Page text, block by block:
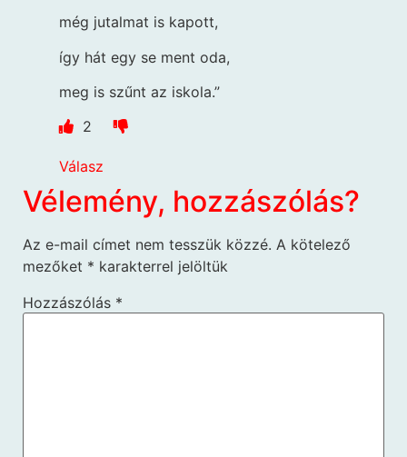
még jutalmat is kapott,
így hát egy se ment oda,
meg is szűnt az iskola.”
2
Válasz
Vélemény, hozzászólás?
Az e-mail címet nem tesszük közzé. A kötelező
mezőket * karakterrel jelöltük
Hozzászólás *